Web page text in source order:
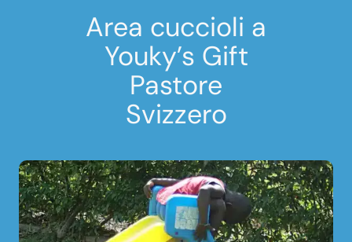
Area cuccioli a
Youky’s Gift
Pastore
Svizzero